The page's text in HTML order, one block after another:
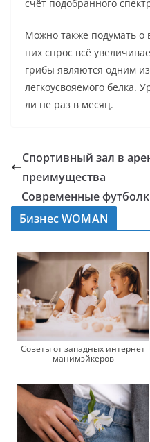
счёт подобранного
Можно также подумать
них спрос всё
грибы являются одним
легкоусвояемого белка.
ли не раз в месяц.
Спортивный зал в
преимущества
Современные
Бизнес WOMAN
Советы от западных интернет
манимэйкеров